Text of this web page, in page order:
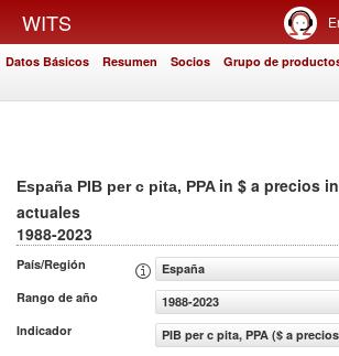
WITS
Datos Básicos Resumen Socios Grupo de
España PIB per c pita, PPA in $ a precios
actuales
1988-2023
País/Región
España
Rango de año
1988-2023
Indicador
PIB per c pita, PPA ($ a